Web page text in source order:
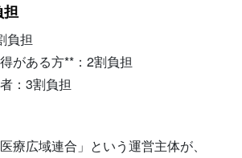
担
負担
がある方**：2割負担
：3割負担
療広域連合」という運営主体が、